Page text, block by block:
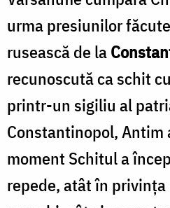
urma presiunilor
rusească de la
recunoscută ca schit
printr-un sigiliu al
Constantinopol, Antim
moment Schitul a
repede, atât în